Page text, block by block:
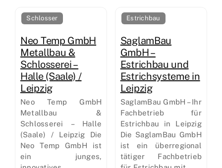
Schlosser
Neo Temp GmbH
Metallbau &
Schlosserei –
Halle (Saale) /
Leipzig
Neo Temp GmbH
Metallbau &
Schlosserei – Halle
(Saale) / Leipzig Die
Neo Temp GmbH ist
ein junges,
Estrichbau
SaglamBau
GmbH –
Estrichbau und
Estrichsysteme in
Leipzig
SaglamBau GmbH – Ihr
Fachbetrieb für
Estrichbau in Leipzig
Die SaglamBau GmbH
ist ein überregional
tätiger Fachbetrieb